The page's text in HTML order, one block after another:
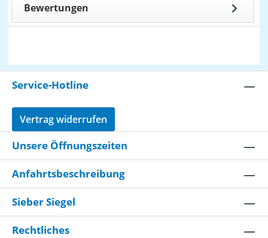
Bewertungen
Service-Hotline
Vertrag widerrufen
Unsere Öffnungszeiten
Anfahrtsbeschreibung
Sieber Siegel
Rechtliches